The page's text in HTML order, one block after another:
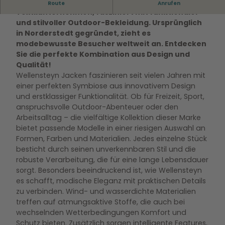
e
n
s
t
e
y
n
.
p
g
Route Anrufen
Textilunternehmen, fasziniert mit funktionaler
und stilvoller Outdoor-Bekleidung. Ursprünglich
in Norderstedt gegründet, zieht es
modebewusste Besucher weltweit an. Entdecken
Sie die perfekte Kombination aus Design und
Qualität!
Wellensteyn Jacken faszinieren seit vielen Jahren mit
einer perfekten Symbiose aus innovativem Design
und erstklassiger Funktionalität. Ob für Freizeit, Sport,
anspruchsvolle Outdoor-Abenteuer oder den
Arbeitsalltag – die vielfältige Kollektion dieser Marke
bietet passende Modelle in einer riesigen Auswahl an
Formen, Farben und Materialien. Jedes einzelne Stück
besticht durch seinen unverkennbaren Stil und die
robuste Verarbeitung, die für eine lange Lebensdauer
sorgt. Besonders beeindruckend ist, wie Wellensteyn
es schafft, modische Eleganz mit praktischen Details
zu verbinden. Wind- und wasserdichte Materialien
treffen auf atmungsaktive Stoffe, die auch bei
wechselnden Wetterbedingungen Komfort und